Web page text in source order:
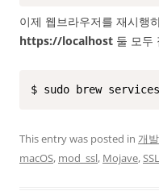
이제 웹브라우저를 재시행
https://localhost 둘 모두
$ sudo brew
This entry was posted in 개
macOS, mod_ssl, Mojave,SSL